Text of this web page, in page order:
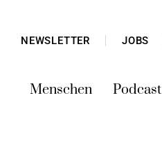
NEWSLETTER JOBS
Menschen Podcast